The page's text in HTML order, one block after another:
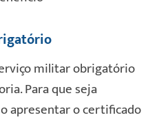
militar obrigatório
Para que seja
apresentar o certificado